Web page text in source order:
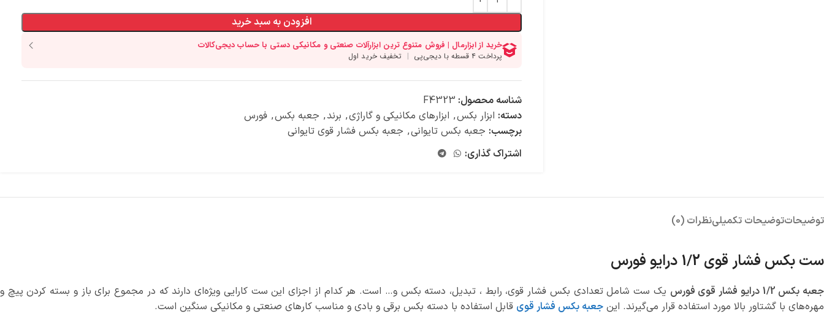
افزودن به سبد خرید
شناسه محصول: F4323
دسته: ابزار بکس, ابزارهای مکانیکی و گاراژی, برند, جعبه بکس, فورس
برچسب: جعبه بکس تایوانی, جعبه بکس فشار قوی تایوانی
اشتراک گذاری:
توضیحاتتوضیحات تکمیلینظرات (0)
ست بکس فشار قوی 1/2 درایو فورس
جعبه بکس 1/2 درایو فشار قوی فورس
یک ست شامل تعدادی بکس فشار قوی، رابط ، تبدیل، دسته بکس و… است. هر کدام از اجزای این ست کارایی ویژه‌ای دارند که در مجموع برای باز و بسته کردن پیچ و
مهره‌های با گشتاور بالا مورد استفاده قرار می‌گیرند. این جعبه بکس فشار قوی قابل استفاده با دسته بکس برقی و بادی و مناسب کارهای صنعتی و مکانیکی سنگین است.